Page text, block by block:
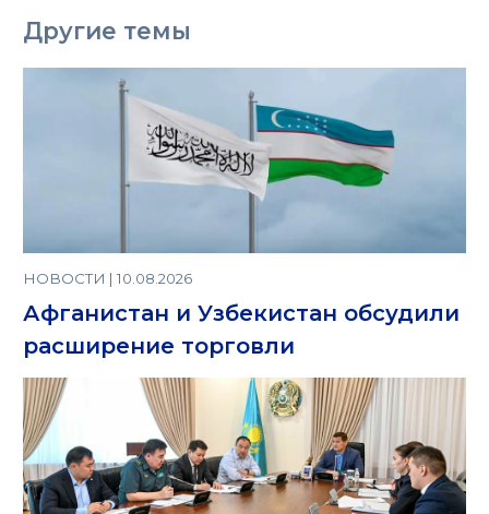
Другие темы
НОВОСТИ | 10.08.2026
Афганистан и Узбекистан обсудили
расширение торговли